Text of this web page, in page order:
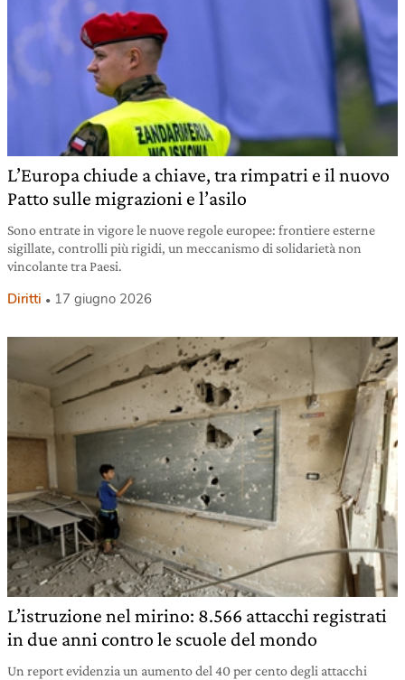
L’Europa chiude a chiave, tra rimpatri e il nuovo
Patto sulle migrazioni e l’asilo
Sono entrate in vigore le nuove regole europee: frontiere esterne
sigillate, controlli più rigidi, un meccanismo di solidarietà non
vincolante tra Paesi.
Diritti 17 giugno 2026
L’istruzione nel mirino: 8.566 attacchi registrati
in due anni contro le scuole del mondo
Un report evidenzia un aumento del 40 per cento degli attacchi